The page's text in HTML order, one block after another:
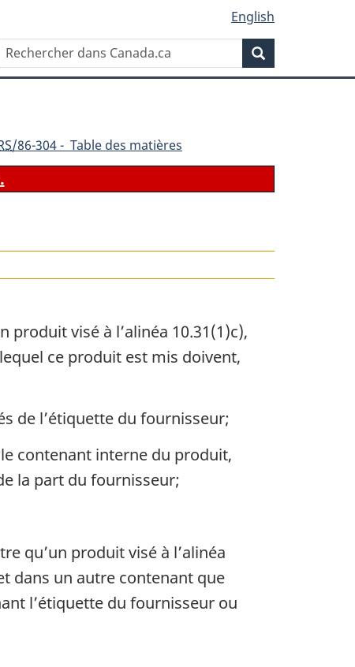
English
Rechercher
/86-304 - Table des matières
produit visé à l’alinéa 10.31(1)c),
ce produit est mis doivent,
de l’étiquette du fournisseur;
contenant interne du produit,
la part du fournisseur;
qu’un produit visé à l’alinéa
dans un autre contenant que
l’étiquette du fournisseur ou